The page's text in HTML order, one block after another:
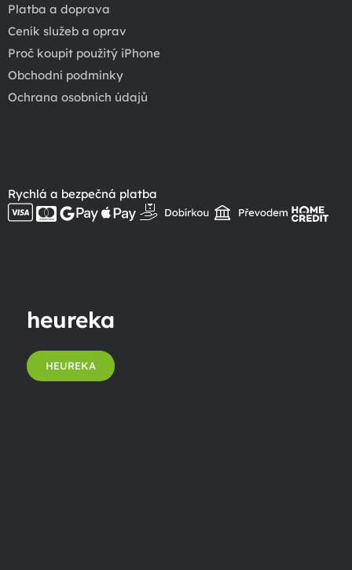
Platba a doprava
Ceník služeb a oprav
Proč koupit použitý iPhone
Obchodní podmínky
Ochrana osobních údajů
Rychlá a bezpečná platba
heureka
HEUREKA